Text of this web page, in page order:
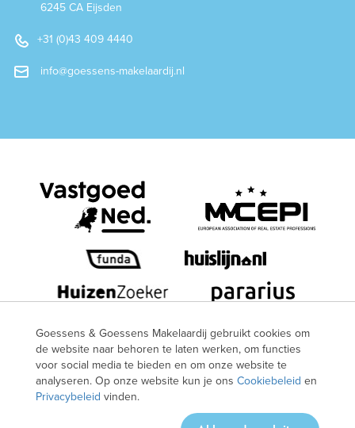
Goessens & Goessens Makelaardij gebruikt cookies om
de website naar behoren te laten werken, om functies
voor social media te bieden en om onze website te
analyseren. Op onze website kun je ons Cookiebeleid en
Privacybeleid vinden.
6245 CA Eijsden
+31 (0)43 409 4440
info@goessens-makelaardij.nl
© 2026 Goessens & Goessens MakelaardijAlgemene
voorwaarden
Privacyverklaring Cookies Disclaimer
Website